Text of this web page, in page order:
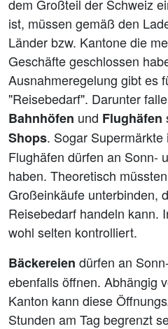
dem Großteil der Schweiz
ist, müssen gemäß den
Länder bzw. Kantone die
Geschäfte geschlossen
Ausnahmeregelung gibt es
"Reisebedarf". Darunter
Bahnhöfen und Flughäfen
Shops. Sogar
Flughäfen dürfen an Sonn-
haben. Theoretisch
Großeinkäufe unterbinden,
Reisebedarf handeln kann.
wohl selten kontrolliert.
Bäckereien dürfen an
ebenfalls öffnen. Abhängig
Kanton kann diese
Stunden am Tag begrenzt